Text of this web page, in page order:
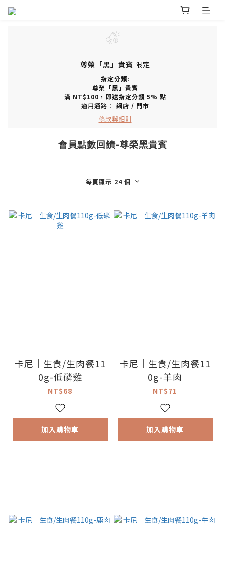
尊榮「黑」貴賓 限定
指定分類:
尊榮「黑」貴賓
滿 NT$100 ，即送指定分類 5% 點
適用通路： 網店 / 門市
條款與細則
會員點數回饋-尊榮黑貴賓
每頁顯示 24 個
卡尼｜生食/生肉餐11
0g-低磷雞
NT$68
加入購物車
卡尼｜生食/生肉餐11
0g-羊肉
NT$71
加入購物車